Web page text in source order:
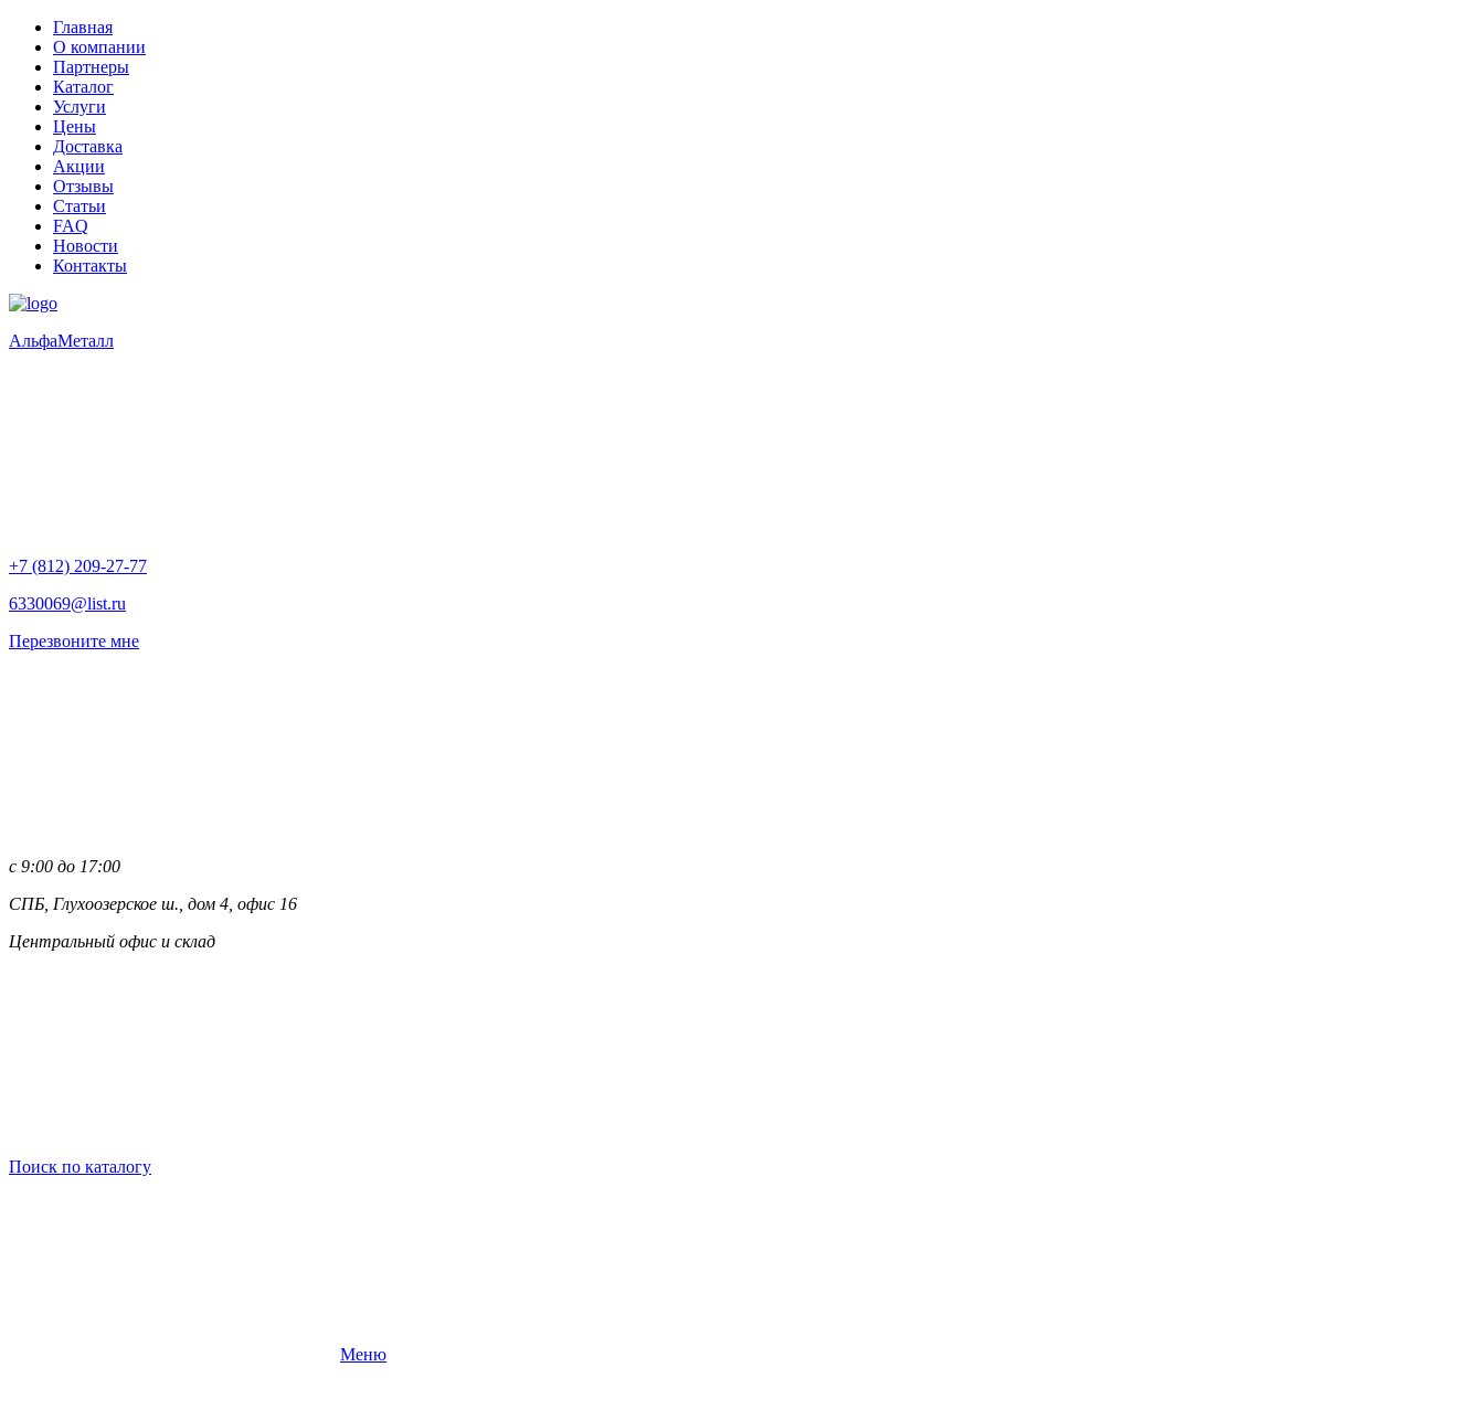
Главная
О компании
Партнеры
Каталог
Услуги
Цены
Доставка
Акции
Отзывы
Статьи
FAQ
Новости
Контакты
АльфаМеталл
+7 (812) 209-27-77
6330069@list.ru
Перезвоните мне
с 9:00 до 17:00
СПБ, Глухоозерское ш., дом 4, офис 16
Центральный офис и склад
Поиск по каталогу
Меню